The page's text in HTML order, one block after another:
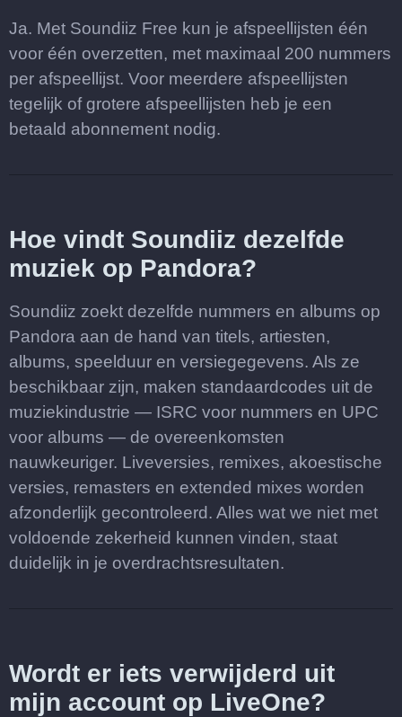
Ja. Met Soundiiz Free kun je afspeellijsten één
voor één overzetten, met maximaal 200 nummers
per afspeellijst. Voor meerdere afspeellijsten
tegelijk of grotere afspeellijsten heb je een
betaald abonnement nodig.
Hoe vindt Soundiiz dezelfde
muziek op Pandora?
Soundiiz zoekt dezelfde nummers en albums op
Pandora aan de hand van titels, artiesten,
albums, speelduur en versiegegevens. Als ze
beschikbaar zijn, maken standaardcodes uit de
muziekindustrie — ISRC voor nummers en UPC
voor albums — de overeenkomsten
nauwkeuriger. Liveversies, remixes, akoestische
versies, remasters en extended mixes worden
afzonderlijk gecontroleerd. Alles wat we niet met
voldoende zekerheid kunnen vinden, staat
duidelijk in je overdrachtsresultaten.
Wordt er iets verwijderd uit
mijn account op LiveOne?